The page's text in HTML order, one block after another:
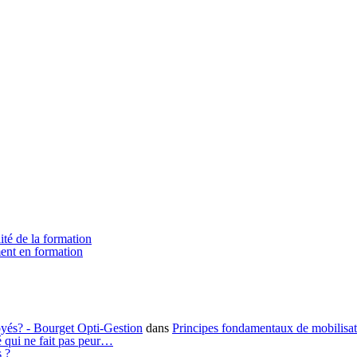
de la formation
en formation
- Bourget Opti-Gestion dans Principes fondamentaux de
qui ne fait pas peur…
?